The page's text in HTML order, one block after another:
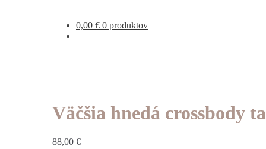
0,00 € 0 produktov
Väčšia hnedá crossbody
88,00 €